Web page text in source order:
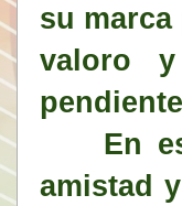
su
valoro y
En
amistad